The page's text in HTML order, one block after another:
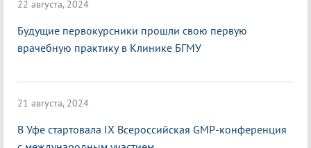
22 августа, 2024
Будущие первокурсники прошли свою первую
врачебную практику в Клинике БГМУ
21 августа, 2024
В Уфе стартовала IX Всероссийская GMP-конференция